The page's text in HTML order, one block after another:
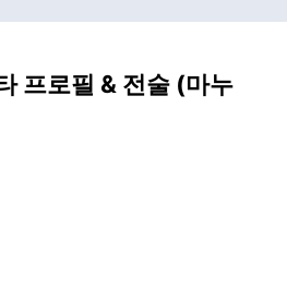
프로필 & 전술 (마누